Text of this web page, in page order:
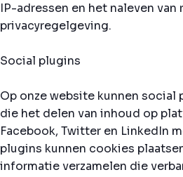
IP-adressen en het naleven van
privacyregelgeving.
Social plugins
Op onze website kunnen social
die het delen van inhoud op
Facebook, Twitter en LinkedIn
plugins kunnen cookies
informatie verzamelen die